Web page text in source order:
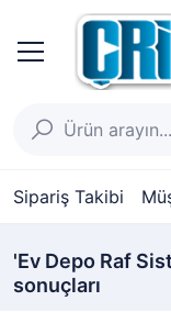
Sipariş Takibi
'Ev Depo Raf
sonuçları